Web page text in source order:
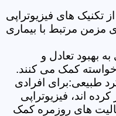
تکنیک های فیزیوتراپی
مزمن مرتبط با بیماری
به بهبود تعادل و
کمک می کنند.
طبیعی:برای افرادی
اند، فیزیوتراپی
های روزمره کمک